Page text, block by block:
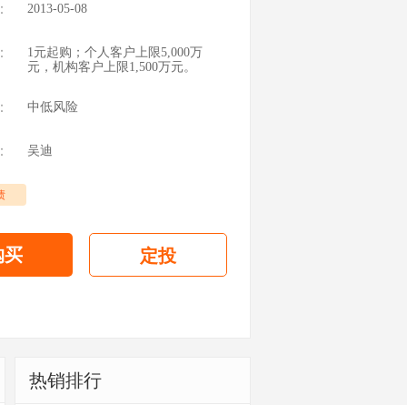
2013-05-08
1元起购；个人客户上限5,000万
元，机构客户上限1,500万元。
中低风险
吴迪
买 定投
热销排行